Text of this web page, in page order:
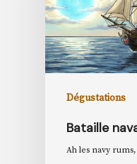
Dégustations
Bataille
Ah les navy